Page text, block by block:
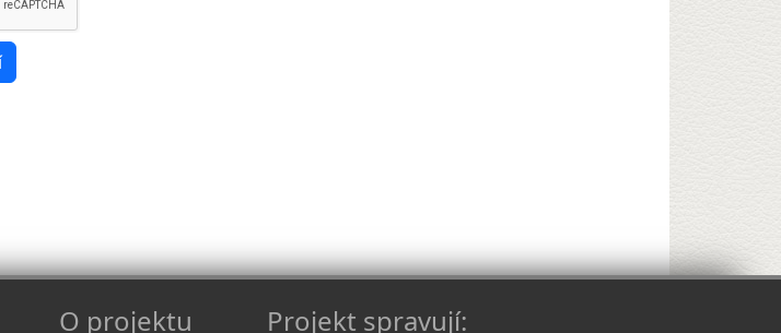
O projektu Projekt spravují: